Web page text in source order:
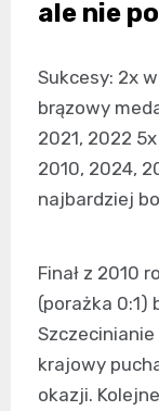
ale nie
Sukcesy: 2x
brązowy
2021, 2022 5x
2010, 2024,
najbardziej
Finał z 2010
(porażka 0:1)
krajowy
okazji.